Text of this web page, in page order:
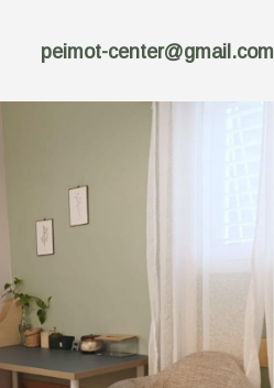
peimot-center@gmail.com